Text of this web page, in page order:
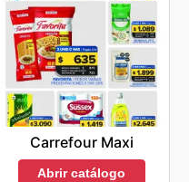
Carrefour Maxi
Abrir catálogo